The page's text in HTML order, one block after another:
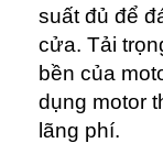
suất đủ để
cửa. Tải
bền của
dụng motor
lãng phí.